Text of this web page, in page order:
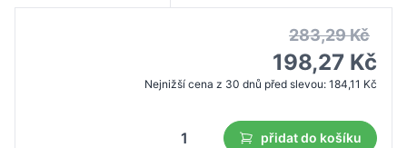
283,29 Kč
198,27 Kč
Nejnižší cena z 30 dnů před slevou: 184,11 Kč
přidat do košíku